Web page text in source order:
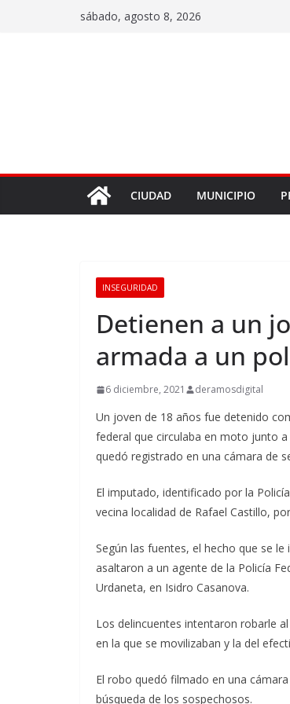
sábado, agosto 8, 2026
CIUDAD MUNICIPIO
INSEGURIDAD
Detienen a un
armada a un
6 diciembre, 2021 deramosdigital
Un joven de 18 años fue detenido
federal que circulaba en moto junto
quedó registrado en una cámara de
El imputado, identificado por la
vecina localidad de Rafael Castillo,
Según las fuentes, el hecho que se
asaltaron a un agente de la Policía
Urdaneta, en Isidro Casanova.
Los delincuentes intentaron robarle
en la que se movilizaban y la del
El robo quedó filmado en una
búsqueda de los sospechosos.